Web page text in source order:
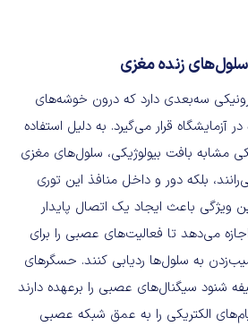
زنده مغزی
سه‌بعدی دارد که درون خوشه‌های
قرار می‌گیرد. به دلیل استفاده
مشابه بافت بیولوژیکی، سلول‌های مغزی
بلکه دور و داخل منافذ این توری
ویژگی باعث ایجاد یک اتصال پایدار
می‌دهد تا فعالیت‌های عصبی را برای
به سلول‌ها ردیابی کنند. حسگرهای
شنود سیگنال‌های عصبی را برعهده دارند
الکتریکی را به عمق شبکه عصبی